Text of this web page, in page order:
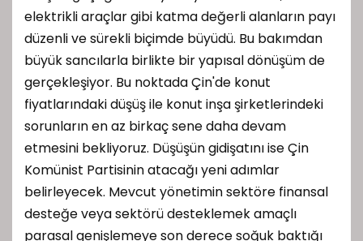
elektrikli araçlar gibi katma değerli alanların payı
düzenli ve sürekli biçimde büyüdü. Bu bakımdan
büyük sancılarla birlikte bir yapısal dönüşüm de
gerçekleşiyor. Bu noktada Çin'de konut
fiyatlarındaki düşüş ile konut inşa şirketlerindeki
sorunların en az birkaç sene daha devam
etmesini bekliyoruz. Düşüşün gidişatını ise Çin
Komünist Partisinin atacağı yeni adımlar
belirleyecek. Mevcut yönetimin sektöre finansal
desteğe veya sektörü desteklemek amaçlı
parasal genişlemeye son derece soğuk baktığı